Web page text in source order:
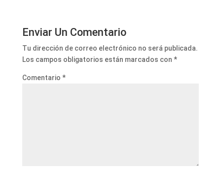
Enviar Un Comentario
Tu dirección de correo electrónico no será publicada.
Los campos obligatorios están marcados con *
Comentario *